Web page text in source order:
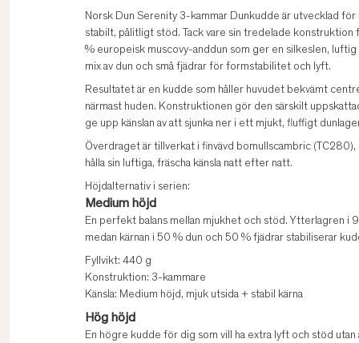
Norsk Dun Serenity 3-kammar Dunkudde är utvecklad
stabilt, pålitligt stöd. Tack vare sin tredelade konstruktion
% europeisk muscovy-anddun som ger en silkeslen, luftig
mix av dun och små fjädrar för formstabilitet och lyft.
Resultatet är en kudde som håller huvudet bekvämt
närmast huden. Konstruktionen gör den särskilt
ge upp känslan av att sjunka ner i ett mjukt, fluffigt
Överdraget är tillverkat i finvävd bomullscambric
hålla sin luftiga, fräscha känsla natt efter natt.
Höjdalternativ i serien:
Medium höjd
En perfekt balans mellan mjukhet och stöd. Ytterlagren i
medan kärnan i 50 % dun och 50 % fjädrar stabiliserar
Fyllvikt: 440 g
Konstruktion: 3-kammare
Känsla: Medium höjd, mjuk utsida + stabil kärna
Hög höjd
En högre kudde för dig som vill ha extra lyft och stöd